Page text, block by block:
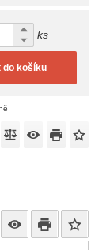
ks
do košíku